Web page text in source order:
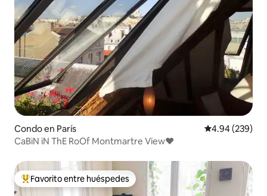
Condo en París Calificación
4.94 (239)
CaBiN iN ThE RoOf Montmartre View♥
Favorito entre huéspedes preferido
Favorito entre huéspedes